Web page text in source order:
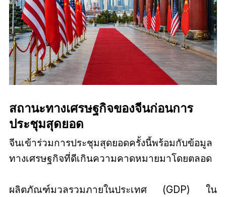
สถานะทางเศรษฐกิจของจีนก่อนการ
ประชุมสุดยอด
จีนเข้าร่วมการประชุมสุดยอดครั้งนี้พร้อมกับข้อมูล
ทางเศรษฐกิจที่ดีเกินความคาดหมายมาโดยตลอด
ผลิตภัณฑ์มวลรวมภายในประเทศ (GDP) ใน